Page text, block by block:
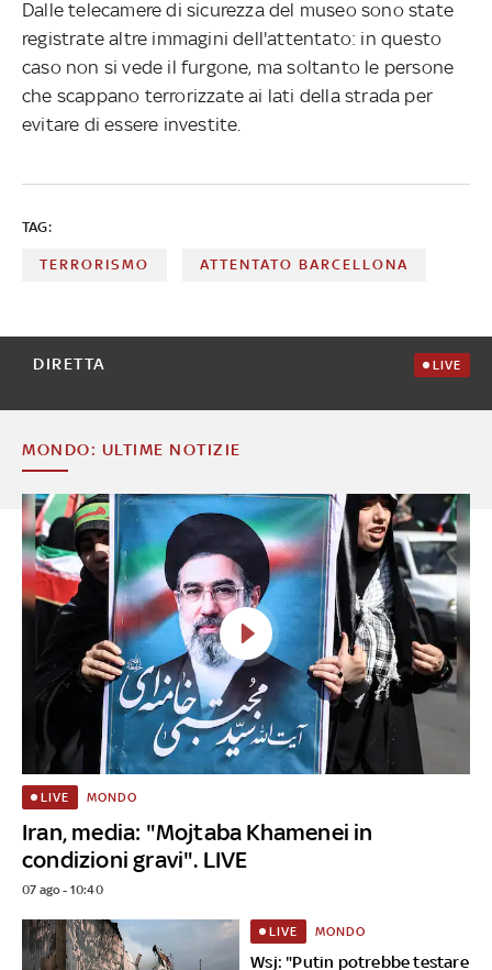
Dalle telecamere di sicurezza del museo sono state
registrate altre immagini dell'attentato: in questo
caso non si vede il furgone, ma soltanto le persone
che scappano terrorizzate ai lati della strada per
evitare di essere investite.
TAG:
TERRORISMO ATTENTATO BARCELLONA
DIRETTA LIVE
MONDO: ULTIME NOTIZIE
Iran, media: "Mojtaba Khamenei in
condizioni gravi". LIVE
LIVE MONDO
07 ago - 10:40
Wsj: "Putin potrebbe testare
LIVE MONDO